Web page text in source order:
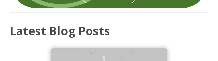
Latest Blog Posts